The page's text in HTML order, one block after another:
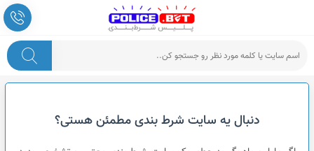
دنبال یه سایت شرط بندی مطمئن هستی؟